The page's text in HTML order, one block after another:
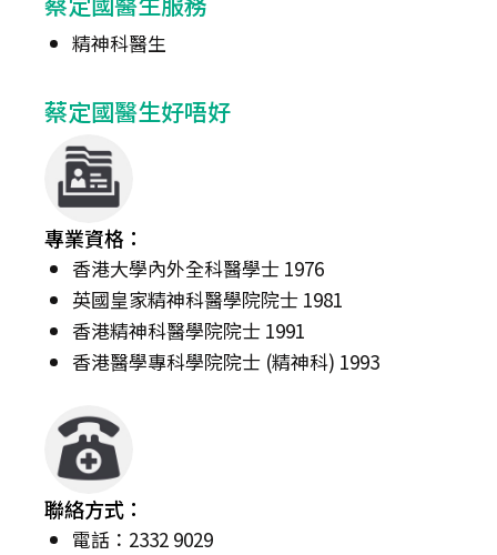
精神科醫生
蔡定國醫生好唔好
專業資格：
香港大學內外全科醫學士 1976
英國皇家精神科醫學院院士 1981
香港精神科醫學院院士 1991
香港醫學專科學院院士 (精神科) 1993
聯絡方式：
電話：2332 9029